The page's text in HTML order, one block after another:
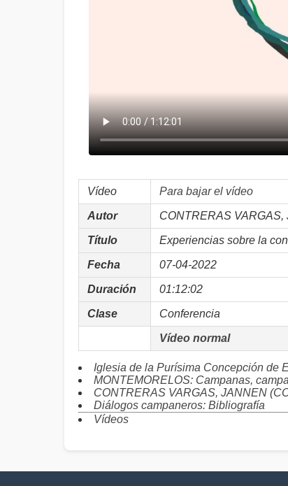
Vídeo Para bajar el vídeo
Autor CONTRERAS VARGAS,
Título Experiencias sobre la
Fecha 07-04-2022
Duración 01:12:02
Clase Conferencia
Vídeo normal
Iglesia de la Purísima Concepción de
MONTEMORELOS: Campanas,
CONTRERAS VARGAS, JANNEN
Diálogos campaneros: Bibliografía
Vídeos